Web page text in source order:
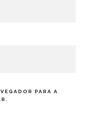
PARA A